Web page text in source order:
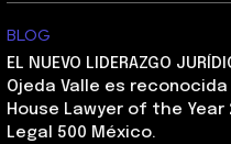
BLOG
EL NUEVO LIDERAZGO
Ojeda Valle es
House Lawyer of the Year
Legal 500 México.